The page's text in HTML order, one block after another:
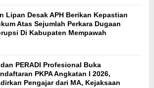
Lipan Desak APH Berikan Kepastian
Atas Sejumlah Perkara Dugaan
Di Kabupaten Mempawah
PERADI Profesional Buka
PKPA Angkatan I 2026,
Pengajar dari MA, Kejaksaan